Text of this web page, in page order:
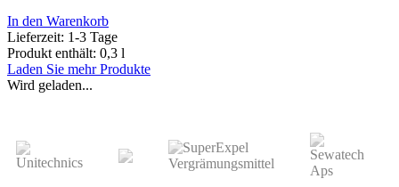
In den Warenkorb
Lieferzeit: 1-3 Tage
Produkt enthält: 0,3 l
Laden Sie mehr Produkte
Wird geladen...